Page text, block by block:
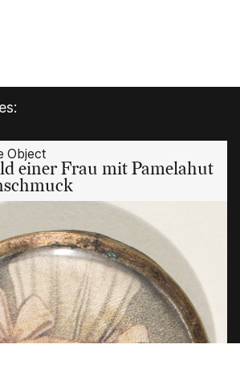
Object
einer Frau mit Pamelahut